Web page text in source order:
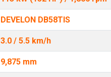
DEVELON DB58TIS
3.0 / 5.5 km/h
9,875 mm